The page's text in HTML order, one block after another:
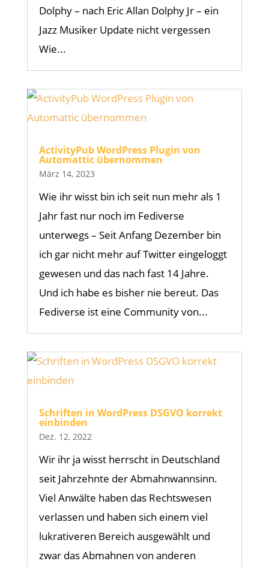
Dolphy – nach Eric Allan Dolphy Jr – ein
Jazz Musiker Update nicht vergessen
Wie...
ActivityPub WordPress Plugin von
Automattic übernommen
März 14, 2023
Wie ihr wisst bin ich seit nun mehr als 1
Jahr fast nur noch im Fediverse
unterwegs – Seit Anfang Dezember bin
ich gar nicht mehr auf Twitter eingeloggt
gewesen und das nach fast 14 Jahre.
Und ich habe es bisher nie bereut. Das
Fediverse ist eine Community von...
Schriften in WordPress DSGVO korrekt
einbinden
Dez. 12, 2022
Wir ihr ja wisst herrscht in Deutschland
seit Jahrzehnte der Abmahnwannsinn.
Viel Anwälte haben das Rechtswesen
verlassen und haben sich einem viel
lukrativeren Bereich ausgewählt und
zwar das Abmahnen von anderen